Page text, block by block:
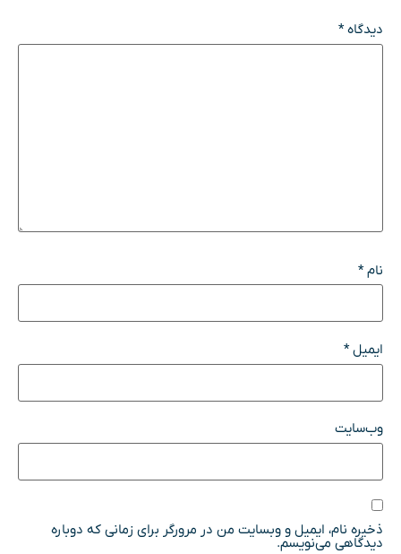
دیدگاه*
نام*
ایمیل*
وب‌سایت
ذخیره نام، ایمیل و وبسایت من در مرورگر برای زمانی که دوباره
دیدگاهی می‌نویسم.